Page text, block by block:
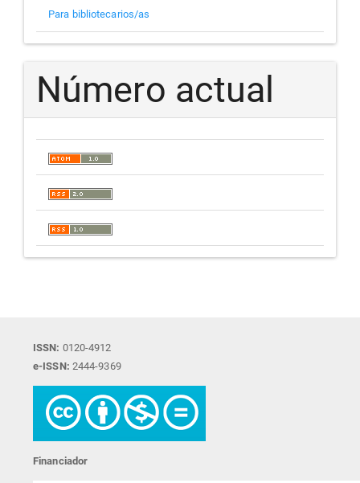
Para bibliotecarios/as
Número actual
ISSN: 0120-4912
e-ISSN: 2444-9369
Financiador